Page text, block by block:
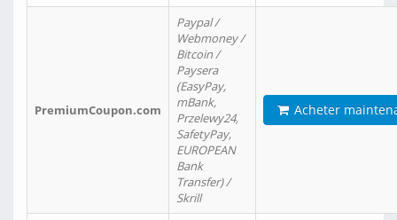
PremiumCoupon.com
Paypal /
Webmoney /
Bitcoin /
Paysera
(EasyPay,
mBank,
Przelewy24,
SafetyPay,
EUROPEAN
Bank
Transfer) /
Skrill
Acheter